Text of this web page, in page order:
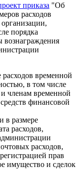
приказа "Об
расходов
порядка
вознаграждения
временной
в том числе
членам временной
финансовой
в размере
расходов,
расходов,
прав
имущество и сделок